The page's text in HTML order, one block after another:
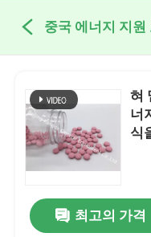
중국 에너지 지원
혀
너
식
최고의 가격